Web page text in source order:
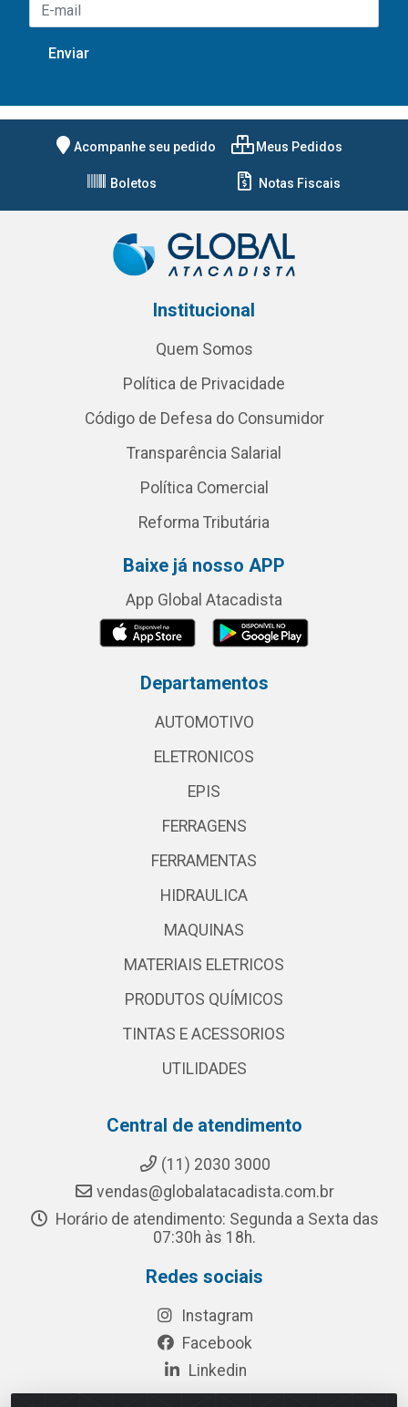
Acompanhe seu pedido Meus Pedidos
Boletos Notas Fiscais
Institucional
Quem Somos
Política de Privacidade
Código de Defesa do Consumidor
Transparência Salarial
Política Comercial
Reforma Tributária
Baixe já nosso APP
App Global Atacadista
Departamentos
AUTOMOTIVO
ELETRONICOS
EPIS
FERRAGENS
FERRAMENTAS
HIDRAULICA
MAQUINAS
MATERIAIS ELETRICOS
PRODUTOS QUÍMICOS
TINTAS E ACESSORIOS
UTILIDADES
Central de atendimento
(11) 2030 3000
vendas@globalatacadista.com.br
Horário de atendimento: Segunda a Sexta das
07:30h às 18h.
Redes sociais
Instagram
Facebook
Linkedin